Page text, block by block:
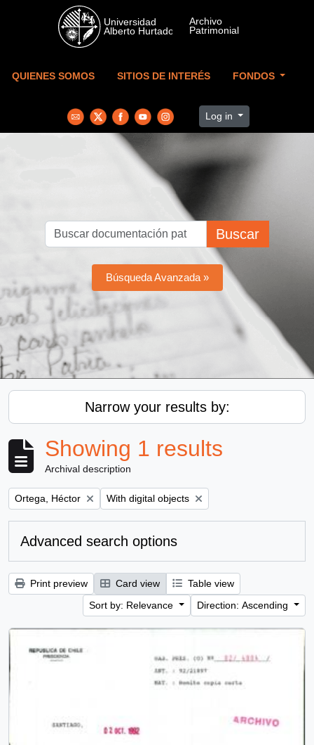
Skip to main content
QUIENES SOMOS SITIOS DE INTERÉS FONDOS
Log in
Buscar
Búsqueda Avanzada »
Narrow your results by:
Showing 1 results
Archival description
Remove filter:
Ortega, Héctor Remove filter:
With digital objects
Advanced search options
Print preview Card view
Table view
Sort by: Relevance
Direction: Ascending